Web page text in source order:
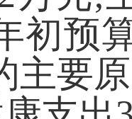
初预
主要